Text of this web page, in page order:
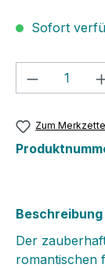
Sofort
Produkt
Zum
Beschreibung
Der
romantischen